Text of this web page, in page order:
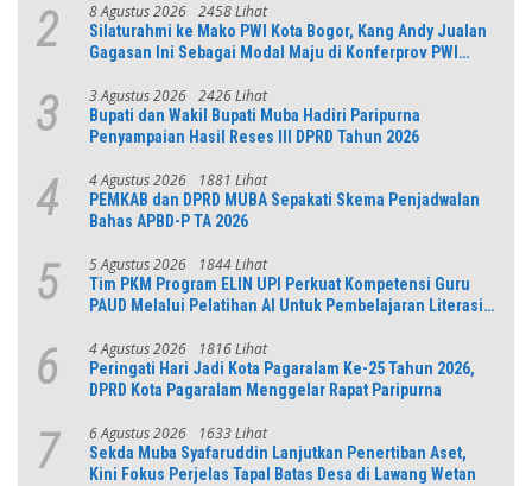
2 8 Agustus 2026 2458 Lihat
Silaturahmi ke Mako PWI Kota Bogor, Kang Andy Jualan
Gagasan Ini Sebagai Modal Maju di Konferprov PWI
3 3 Agustus 2026 2426 Lihat
Bupati dan Wakil Bupati Muba Hadiri Paripurna
Penyampaian Hasil Reses III DPRD Tahun 2026
4 4 Agustus 2026 1881 Lihat
PEMKAB dan DPRD MUBA Sepakati Skema Penjadwalan
Bahas APBD-P TA 2026
5 5 Agustus 2026 1844 Lihat
Tim PKM Program ELIN UPI Perkuat Kompetensi Guru
PAUD Melalui Pelatihan AI Untuk Pembelajaran Literasi
6 4 Agustus 2026 1816 Lihat
Peringati Hari Jadi Kota Pagaralam Ke-25 Tahun 2026,
DPRD Kota Pagaralam Menggelar Rapat Paripurna
7 6 Agustus 2026 1633 Lihat
Sekda Muba Syafaruddin Lanjutkan Penertiban Aset,
Kini Fokus Perjelas Tapal Batas Desa di Lawang Wetan